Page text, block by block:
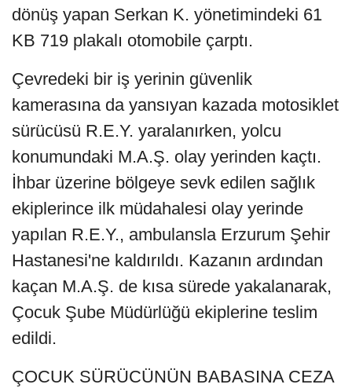
dönüş yapan Serkan K. yönetimindeki 61
KB 719 plakalı otomobile çarptı.
Çevredeki bir iş yerinin güvenlik
kamerasına da yansıyan kazada motosiklet
sürücüsü R.E.Y. yaralanırken, yolcu
konumundaki M.A.Ş. olay yerinden kaçtı.
İhbar üzerine bölgeye sevk edilen sağlık
ekiplerince ilk müdahalesi olay yerinde
yapılan R.E.Y., ambulansla Erzurum Şehir
Hastanesi'ne kaldırıldı. Kazanın ardından
kaçan M.A.Ş. de kısa sürede yakalanarak,
Çocuk Şube Müdürlüğü ekiplerine teslim
edildi.
ÇOCUK SÜRÜCÜNÜN BABASINA CEZA